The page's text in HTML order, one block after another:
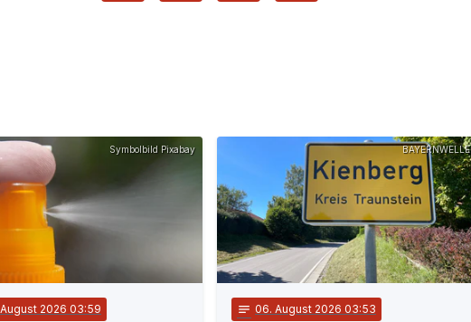
Symbolbild Pixabay
2026 03:59
BAYERNWELLE
notes 06. August 2026 03:53